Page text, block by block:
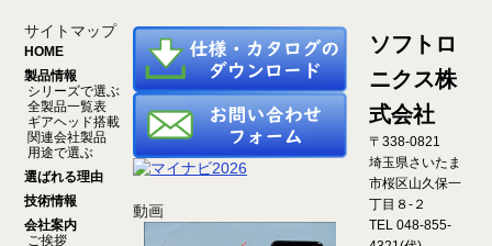
サイトマップ
HOME
製品情報
シリーズで選ぶ
全製品一覧表
ギアヘッド搭載
関連会社製品
用途で選ぶ
選ばれる理由
技術情報
会社案内
ご挨拶
動画
ソフトロ
ニクス株
式会社
〒338-0821
埼玉県さいたま
市桜区山久保一
丁目８-２
TEL 048-855-